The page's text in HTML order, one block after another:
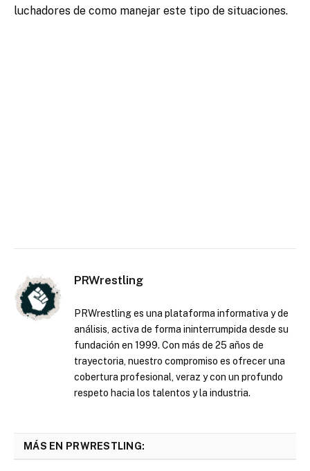
luchadores de como manejar este tipo de situaciones.
PRWrestling
PRWrestling es una plataforma informativa y de
análisis, activa de forma ininterrumpida desde su
fundación en 1999. Con más de 25 años de
trayectoria, nuestro compromiso es ofrecer una
cobertura profesional, veraz y con un profundo
respeto hacia los talentos y la industria.
MÁS EN PRWRESTLING: